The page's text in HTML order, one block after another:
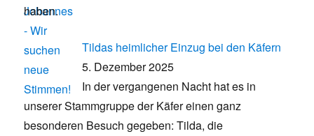
haben.
Tildas heimlicher Einzug bei den Käfern
5. Dezember 2025
In der vergangenen Nacht hat es in
unserer Stammgruppe der Käfer einen ganz
besonderen Besuch gegeben: Tilda, die